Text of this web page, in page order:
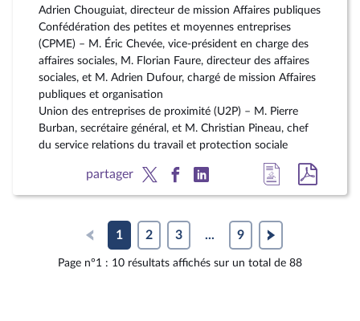
Adrien Chouguiat, directeur de mission Affaires publiques
Confédération des petites et moyennes entreprises
(CPME) – M. Éric Chevée, vice-président en charge des
affaires sociales, M. Florian Faure, directeur des affaires
sociales, et M. Adrien Dufour, chargé de mission Affaires
publiques et organisation
Union des entreprises de proximité (U2P) – M. Pierre
Burban, secrétaire général, et M. Christian Pineau, chef
du service relations du travail et protection sociale
partager
Accéder
à
page
du
au
format
1 2 3 ... 9
Page n°1 : 10 résultats affichés sur un total de 88